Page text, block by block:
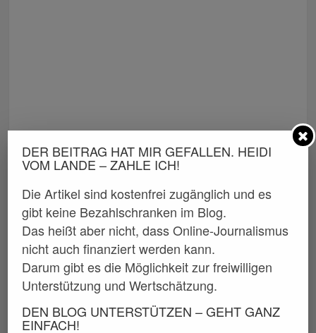
DER BEITRAG HAT MIR GEFALLEN. HEIDI
VOM LANDE – ZAHLE ICH!
Die Artikel sind kostenfrei zugänglich und es
gibt keine Bezahlschranken im Blog.
Das heißt aber nicht, dass Online-Journalismus
nicht auch finanziert werden kann.
Darum gibt es die Möglichkeit zur freiwilligen
Unterstützung und Wertschätzung.
DEN BLOG UNTERSTÜTZEN – GEHT GANZ
EINFACH!